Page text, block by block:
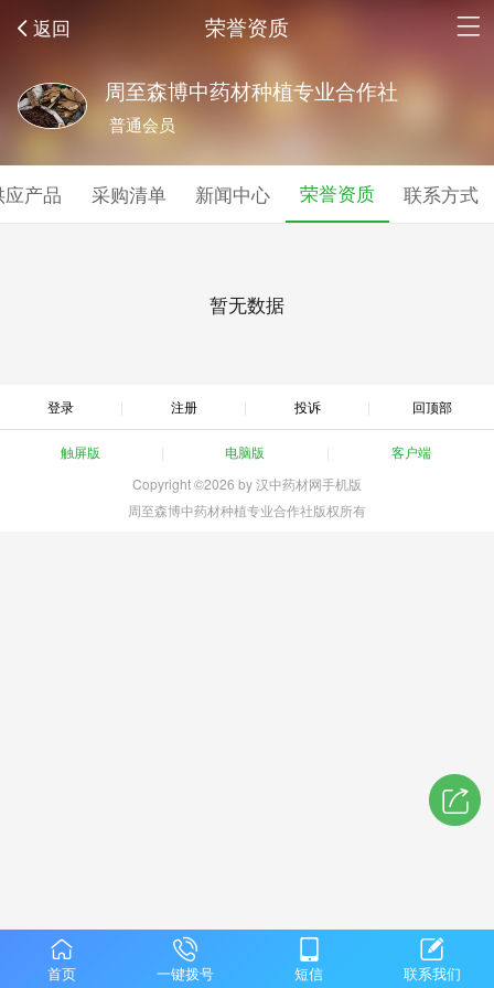
返回 荣誉资质
周至森博中药材种植专业合作社
普通会员
应产品 采购清单 新闻中心 荣誉资质 联系方式
暂无数据
登录 注册 投诉 回顶部
触屏版 电脑版
客户端
Copyright ©2026 by 汉中药材网手机版
周至森博中药材种植专业合作社版权所有
首页 一键拨号 短信 联系我们